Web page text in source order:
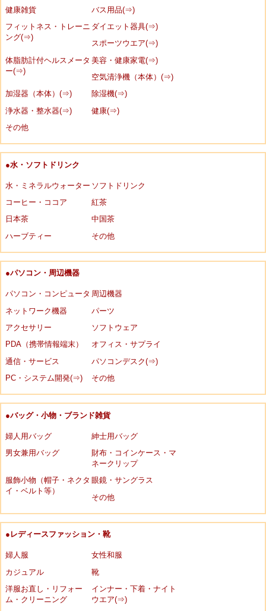
健康雑貨
バス用品(⇒)
フィットネス・トレーニ
ング(⇒)
ダイエット器具(⇒)
スポーツウエア(⇒)
体脂肪計付ヘルスメータ
ー(⇒)
美容・健康家電(⇒)
空気清浄機（本体）(⇒)
加湿器（本体）(⇒)
除湿機(⇒)
浄水器・整水器(⇒)
健康(⇒)
その他
●水・ソフトドリンク
水・ミネラルウォーター ソフトドリンク
コーヒー・ココア
紅茶
日本茶
中国茶
ハーブティー
その他
●パソコン・周辺機器
パソコン・コンピュータ 周辺機器
ネットワーク機器
パーツ
アクセサリー
ソフトウェア
PDA（携帯情報端末）
オフィス・サプライ
通信・サービス
パソコンデスク(⇒)
PC・システム開発(⇒)
その他
●バッグ・小物・ブランド雑貨
婦人用バッグ
紳士用バッグ
男女兼用バッグ
財布・コインケース・マ
ネークリップ
服飾小物（帽子・ネクタ
イ・ベルト等）
眼鏡・サングラス
その他
●レディースファッション・靴
婦人服
女性和服
カジュアル
靴
洋服お直し・リフォー
ム・クリーニング
インナー・下着・ナイト
ウエア(⇒)